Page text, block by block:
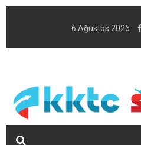
6 Ağustos 2026